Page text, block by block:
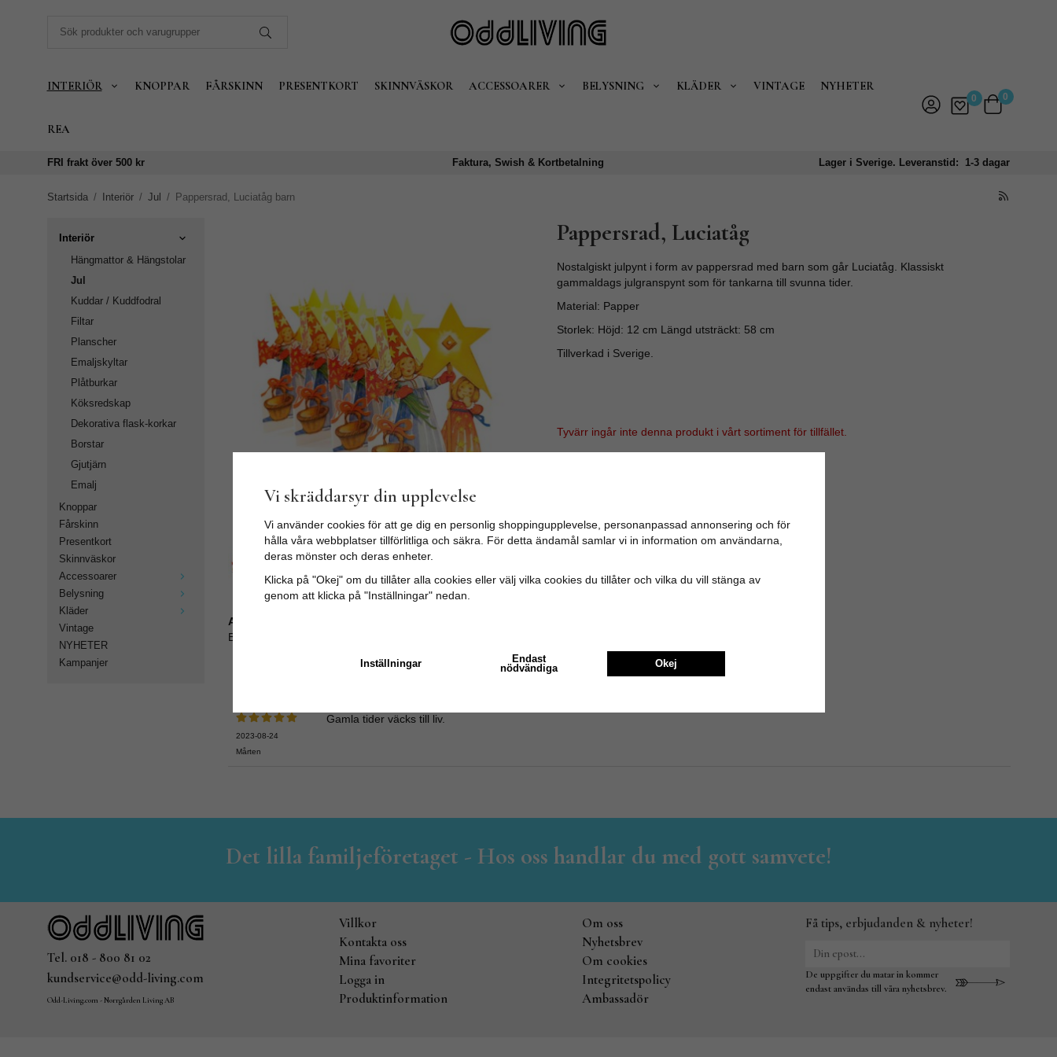
INTERIÖR KNOPPAR FÅRSKINN PRESENTKORT SKINNVÄSKOR ACCESSOARER BELYSNING KLÄDER VINTAGE NYHETER
REA
0 0
FRI frakt över 500 kr Faktura, Swish & Kortbetalning Lager i Sverige. Leveranstid: 1-3 dagar
Startsida / Interiör / Jul / Pappersrad, Luciatåg barn
Interiör
Hängmattor & Hängstolar
Jul
Kuddar / Kuddfodral
Filtar
Planscher
Emaljskyltar
Plåtburkar
Köksredskap
Dekorativa flask-korkar
Borstar
Gjutjärn
Emalj
Knoppar
Fårskinn
Presentkort
Skinnväskor
Accessoarer
Belysning
Kläder
Vintage
NYHETER
Kampanjer
Pappersrad, Luciatåg
Nostalgiskt julpynt i form av pappersrad med barn som går Luciatåg. Klassiskt
gammaldags julgranspynt som för tankarna till svunna tider.
Material: Papper
Storlek: Höjd: 12 cm Längd utsträckt: 58 cm
Tillverkad i Sverige.
Tyvärr ingår inte denna produkt i vårt sortiment för tillfället.
Artikelnummer:
BK18_LT
Recensioner
2023-08-24
Mårten
Gamla tider väcks till liv.
Det lilla familjeföretaget - Hos oss handlar du med gott samvete!
Tel. 018 - 800 81 02
kundservice@odd-living.com
Odd-Living.com - Norrgården Living AB
Villkor
Kontakta oss
Mina favoriter
Logga in
Produktinformation
Om oss
Nyhetsbrev
Om cookies
Integritetspolicy
Ambassadör
Få tips, erbjudanden & nyheter!
De uppgifter du matar in kommer
endast användas till våra nyhetsbrev.
Vi skräddarsyr din upplevelse
Vi använder cookies för att ge dig en personlig shoppingupplevelse, personanpassad annonsering och för
hålla våra webbplatser tillförlitliga och säkra. För detta ändamål samlar vi in information om användarna,
deras mönster och deras enheter.
Klicka på "Okej" om du tillåter alla cookies eller välj vilka cookies du tillåter och vilka du vill stänga av
genom att klicka på "Inställningar" nedan.
Inställningar
Endast
nödvändiga
Okej